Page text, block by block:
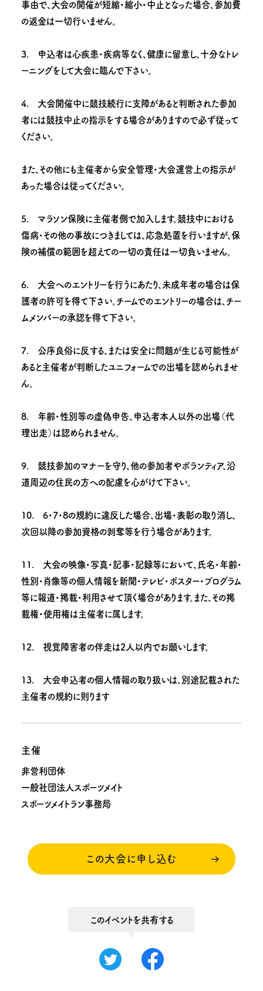
事由で、大会の開催が短縮・縮小・中止となった場合、参加費
の返金は一切行いません。
3. 申込者は心疾患・疾病等なく、健康に留意し、十分なトレ
ーニングをして大会に臨んで下さい。
4. 大会開催中に競技続行に支障があると判断された参加
者には競技中止の指示をする場合がありますので必ず従って
ください。
また、その他にも主催者から安全管理・大会運営上の指示が
あった場合は従ってください。
5. マラソン保険に主催者側で加入します。競技中における
傷病・その他の事故につきましては、応急処置を行いますが、保
険の補償の範囲を超えての一切の責任は一切負いません。
6. 大会へのエントリーを行うにあたり、未成年者の場合は保
護者の許可を得て下さい。チームでのエントリーの場合は、チー
ムメンバーの承認を得て下さい。
7. 公序良俗に反する、または安全に問題が生じる可能性が
あると主催者が判断したユニフォームでの出場を認められませ
ん。
8. 年齢・性別等の虚偽申告、申込者本人以外の出場（代
理出走）は認められません。
9. 競技参加のマナーを守り、他の参加者やボランティア、沿
道周辺の住民の方への配慮を心がけて下さい。
10. 6・7・8の規約に違反した場合、出場・表彰の取り消し、
次回以降の参加資格の剥奪等を行う場合があります。
11. 大会の映像・写真・記事・記録等において、氏名・年齢・
性別・肖像等の個人情報を新聞・テレビ・ポスター・プログラム
等に報道・掲載・利用させて頂く場合があります。また、その掲
載権・使用権は主催者に属します。
12. 視覚障害者の伴走は2人以内でお願いします。
13. 大会申込者の個人情報の取り扱いは、別途記載された
主催者の規約に則ります
主催
非営利団体
一般社団法人スポーツメイト
スポーツメイトラン事務局
この大会に申し込む
このイベントを共有する